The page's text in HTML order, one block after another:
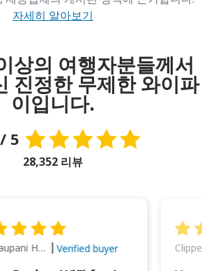
자세히 알아보기
상의 여행자분들께서
진정한 무제한 와이파
이입니다.
5
28,352 리뷰
Whanaupani Henry Joseph Macown Verified buyer